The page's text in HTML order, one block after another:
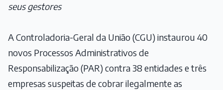
seus gestores
A Controladoria-Geral da União (CGU) instaurou 40
novos Processos Administrativos de
Responsabilização (PAR) contra 38 entidades e três
empresas suspeitas de cobrar ilegalmente as